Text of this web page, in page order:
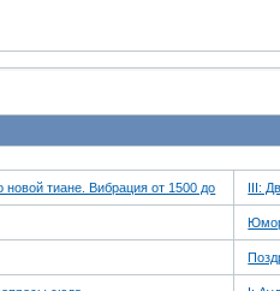
тиане. Вибрация от 1500 до III: